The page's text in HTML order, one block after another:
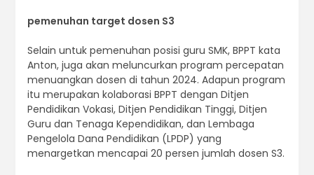
pemenuhan target dosen S3
Selain untuk pemenuhan posisi guru SMK, BPPT kata
Anton, juga akan meluncurkan program percepatan
menuangkan dosen di tahun 2024. Adapun program
itu merupakan kolaborasi BPPT dengan Ditjen
Pendidikan Vokasi, Ditjen Pendidikan Tinggi, Ditjen
Guru dan Tenaga Kependidikan, dan Lembaga
Pengelola Dana Pendidikan (LPDP) yang
menargetkan mencapai 20 persen jumlah dosen S3.